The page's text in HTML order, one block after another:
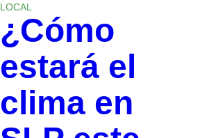
LOCAL
¿Cómo
estará el
clima en